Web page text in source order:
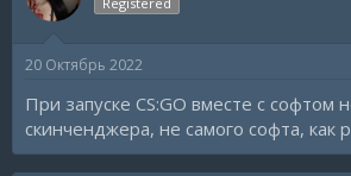
м
а
а
20 Октябрь 2022
При запуске CS:GO вместе с софтом
скинченджера, не самого софта, как